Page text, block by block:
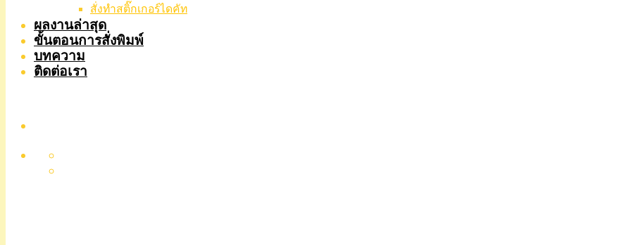
สั่งทําสติ๊กเกอร์ไดคัท
ผลงานล่าสุด
ขั้นตอนการสั่งพิมพ์
บทความ
ติดต่อเรา